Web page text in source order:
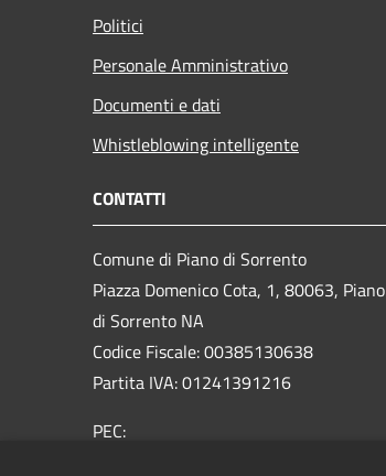
Politici
Personale Amministrativo
Documenti e dati
Whistleblowing intelligente
CONTATTI
Comune di Piano di Sorrento
Piazza Domenico Cota, 1, 80063, Piano
di Sorrento NA
Codice Fiscale: 00385130638
Partita IVA: 01241391216
PEC: